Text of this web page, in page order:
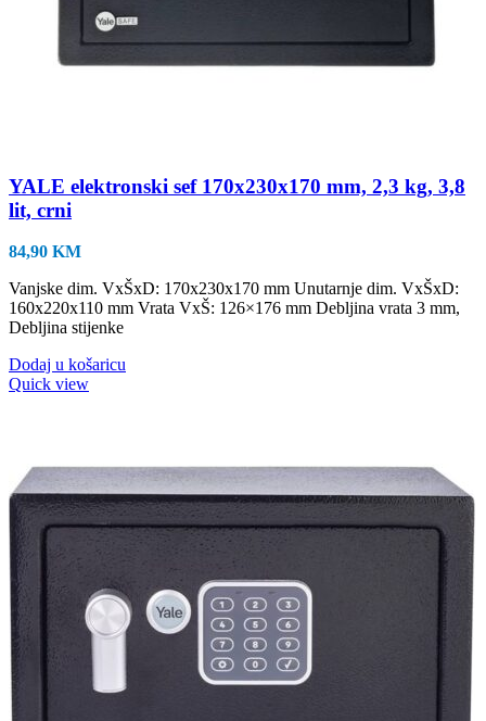
YALE elektronski sef 170x230x170 mm, 2,3 kg, 3,8
lit, crni
84,90 KM
Vanjske dim. VxŠxD: 170x230x170 mm Unutarnje dim. VxŠxD:
160x220x110 mm Vrata VxŠ: 126×176 mm Debljina vrata 3 mm,
Debljina stijenke
Dodaj u košaricu
Quick view